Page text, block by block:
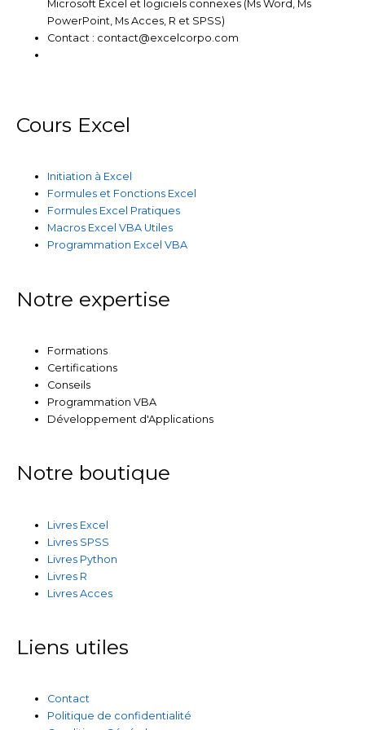
Microsoft Excel et logiciels connexes (Ms Word, Ms
PowerPoint, Ms Acces, R et SPSS)
Contact : contact@excelcorpo.com
Cours Excel
Initiation à Excel
Formules et Fonctions Excel
Formules Excel Pratiques
Macros Excel VBA Utiles
Programmation Excel VBA
Notre expertise
Formations
Certifications
Conseils
Programmation VBA
Développement d'Applications
Notre boutique
Livres Excel
Livres SPSS
Livres Python
Livres R
Livres Acces
Liens utiles
Contact
Politique de confidentialité